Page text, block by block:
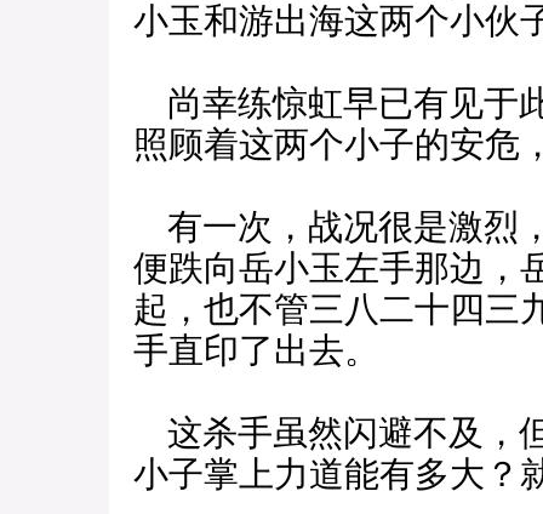
小玉和游出海这两个小伙
尚幸练惊虹早已有见于
照顾着这两个小子的安危
有一次，战况很是激烈
便跌向岳小玉左手那边，
起，也不管三八二十四三
手直印了出去。
这杀手虽然闪避不及，
小子掌上力道能有多大？